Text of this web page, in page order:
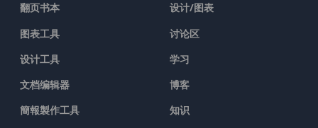
翻页书本
图表工具
设计工具
文档编辑器
簡報製作工具
设计/图表
讨论区
学习
博客
知识